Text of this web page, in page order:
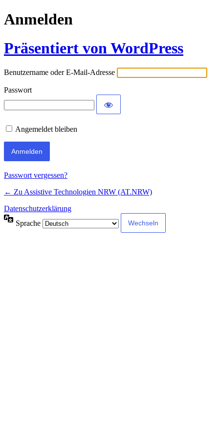
Anmelden
Präsentiert von WordPress
Benutzername oder E-Mail-Adresse
Passwort
Angemeldet bleiben
Passwort vergessen?
← Zu Assistive Technologien NRW (AT.NRW)
Datenschutzerklärung
Sprache